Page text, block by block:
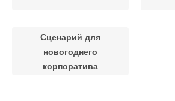
Сценарий для
новогоднего
корпоратива